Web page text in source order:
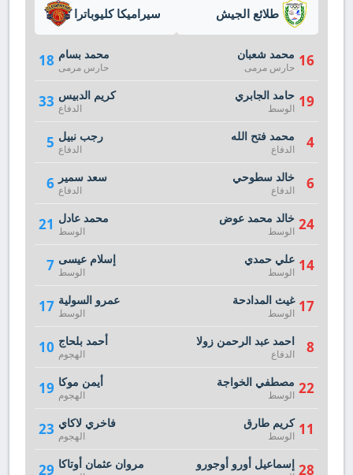
سيراميكا كليوباترا
18 محمد بسام
حارس مرمى
33 كريم الدبيس
الدفاع
5 رجب نبيل
الدفاع
6 سعد سمير
الدفاع
21 محمد عادل
الوسط
7 إسلام عيسى
الوسط
17 عمرو السولية
الوسط
10 أحمد بلحاج
الهجوم
19 أيمن موكا
الهجوم
23 فاخري لاكاي
الهجوم
29 مروان عثمان أوتاكا
طلائع الجيش
16 محمد شعبان
حارس مرمى
19 حامد الجابري
الوسط
4 محمد فتح الله
الدفاع
6 خالد سطوحي
الدفاع
24 خالد محمد عوض
الوسط
14 علي حمدي
الوسط
17 غيث المدادحة
الوسط
8 احمد عبد الرحمن زولا
الدفاع
22 مصطفي الخواجة
الوسط
11 كريم طارق
الوسط
28 إسماعيل أورو أوجورو